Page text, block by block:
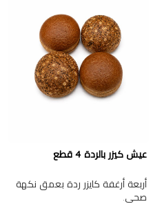
عيش كيزر بالردة 4 قطع
أربعة أرغفة كايزر ردة بعمق نكهة
صحي.